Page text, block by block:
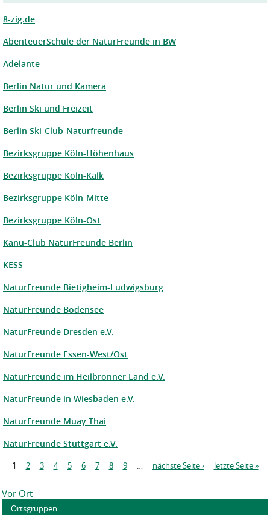
e
r
n
u
g
k
8-zig.de
AbenteuerSchule der NaturFreunde in BW
Adelante
Berlin Natur und Kamera
Berlin Ski und Freizeit
Berlin Ski-Club-Naturfreunde
Bezirksgruppe Köln-Höhenhaus
Bezirksgruppe Köln-Kalk
Bezirksgruppe Köln-Mitte
Bezirksgruppe Köln-Ost
Kanu-Club NaturFreunde Berlin
KESS
NaturFreunde Bietigheim-Ludwigsburg
NaturFreunde Bodensee
NaturFreunde Dresden e.V.
NaturFreunde Essen-West/Ost
NaturFreunde im Heilbronner Land e.V.
NaturFreunde in Wiesbaden e.V.
NaturFreunde Muay Thai
NaturFreunde Stuttgart e.V.
i
t
1 2 3 4 5 6 7 8 9 … nächste Seite › letzte Seite »
Vor Ort
Ortsgruppen